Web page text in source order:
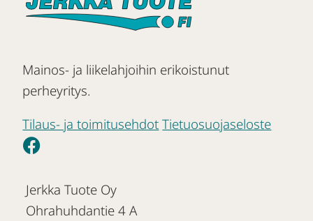
Mainos- ja liikelahjoihin erikoistunut
perheyritys.
Tilaus- ja toimitusehdot Tietuosuojaseloste
Jerkka Tuote Oy
Ohrahuhdantie 4 A